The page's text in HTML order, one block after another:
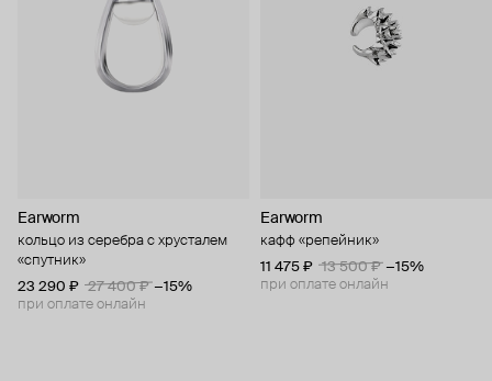
Earworm
кольцо из серебра с хрусталем
«спутник»
23 290 ₽
27 400 ₽ −15%
при оплате онлайн
Earworm
кафф «репейник»
11 475 ₽
13 500 ₽ −15%
при оплате онлайн